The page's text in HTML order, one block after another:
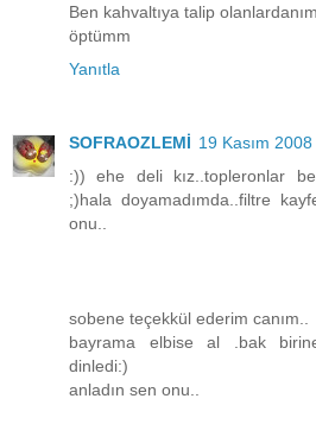
Ben kahvaltıya talip
öptümm
Yanıtla
SOFRAOZLEMİ 19 Kasım
:)) ehe deli kız..topleronlar
;)hala doyamadımda..filtre
onu..
sobene teçekkül ederim canım..
bayrama elbise al .bak
dinledi:)
anladın sen onu..